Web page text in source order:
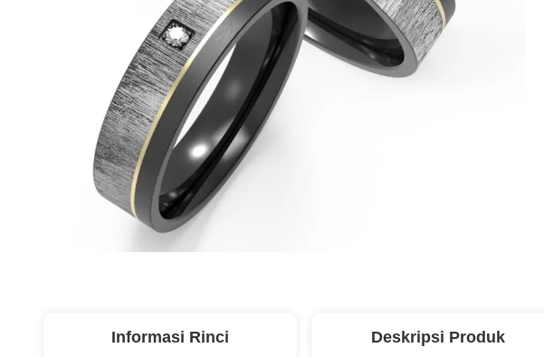
Informasi Rinci Deskripsi Produk